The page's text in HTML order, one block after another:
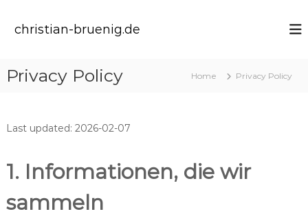
christian-bruenig.de
Privacy Policy Home Privacy Policy
Last updated: 2026-02-07
1. Informationen, die wir
sammeln